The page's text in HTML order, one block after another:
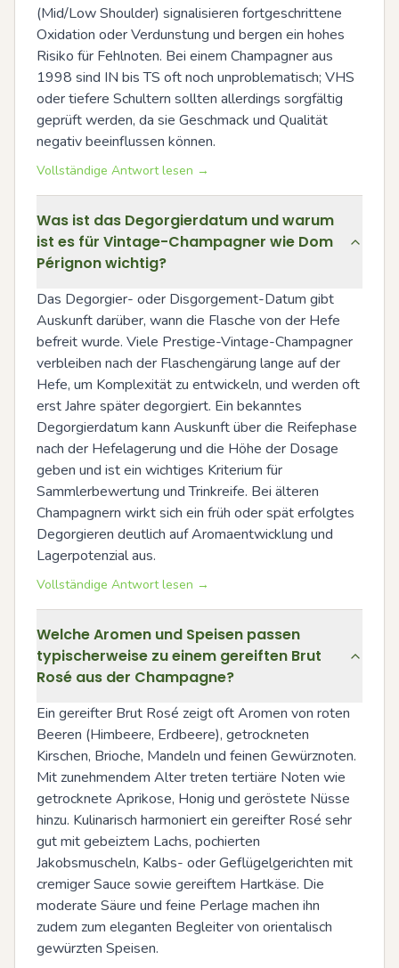
(Mid/Low Shoulder) signalisieren fortgeschrittene
Oxidation oder Verdunstung und bergen ein hohes
Risiko für Fehlnoten. Bei einem Champagner aus
1998 sind IN bis TS oft noch unproblematisch; VHS
oder tiefere Schultern sollten allerdings sorgfältig
geprüft werden, da sie Geschmack und Qualität
negativ beeinflussen können.
Vollständige Antwort lesen →
Was ist das Degorgierdatum und warum
ist es für Vintage-Champagner wie Dom
Pérignon wichtig?
Das Degorgier- oder Disgorgement-Datum gibt
Auskunft darüber, wann die Flasche von der Hefe
befreit wurde. Viele Prestige-Vintage-Champagner
verbleiben nach der Flaschengärung lange auf der
Hefe, um Komplexität zu entwickeln, und werden oft
erst Jahre später degorgiert. Ein bekanntes
Degorgierdatum kann Auskunft über die Reifephase
nach der Hefelagerung und die Höhe der Dosage
geben und ist ein wichtiges Kriterium für
Sammlerbewertung und Trinkreife. Bei älteren
Champagnern wirkt sich ein früh oder spät erfolgtes
Degorgieren deutlich auf Aromaentwicklung und
Lagerpotenzial aus.
Vollständige Antwort lesen →
Welche Aromen und Speisen passen
typischerweise zu einem gereiften Brut
Rosé aus der Champagne?
Ein gereifter Brut Rosé zeigt oft Aromen von roten
Beeren (Himbeere, Erdbeere), getrockneten
Kirschen, Brioche, Mandeln und feinen Gewürznoten.
Mit zunehmendem Alter treten tertiäre Noten wie
getrocknete Aprikose, Honig und geröstete Nüsse
hinzu. Kulinarisch harmoniert ein gereifter Rosé sehr
gut mit gebeiztem Lachs, pochierten
Jakobsmuscheln, Kalbs- oder Geflügelgerichten mit
cremiger Sauce sowie gereiftem Hartkäse. Die
moderate Säure und feine Perlage machen ihn
zudem zum eleganten Begleiter von orientalisch
gewürzten Speisen.